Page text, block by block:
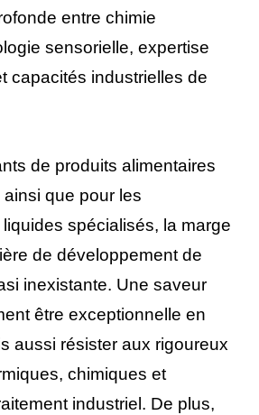
entre chimie
sensorielle, expertise
capacités industrielles de
de produits alimentaires
que pour les
spécialisés, la marge
de développement de
inexistante. Une saveur
être exceptionnelle en
aussi résister aux rigoureux
chimiques et
industriel. De plus,